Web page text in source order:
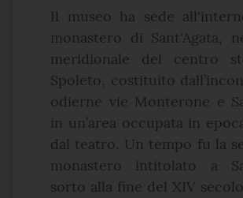
Il museo ha sede
monastero di Sant'Agata,
meridionale del centro
Spoleto, costituito
odierne vie Monterone e
in un’area occupata in
dal teatro. Un tempo fu la
monastero intitolato a
sorto alla fine del XIV